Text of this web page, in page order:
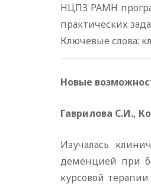
НЦПЗ РАМН
практических
Ключевые слова:
Новые
Гаврилова С.И.,
Изучалась
деменцией при
курсовой